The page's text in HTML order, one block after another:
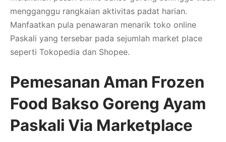
mengganggu rangkaian aktivitas padat harian.
Manfaatkan pula penawaran menarik toko online
Paskali yang tersebar pada sejumlah market place
seperti Tokopedia dan Shopee.
Pemesanan Aman Frozen
Food Bakso Goreng Ayam
Paskali Via Marketplace